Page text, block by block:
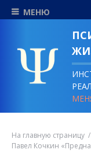
МЕНЮ
На главную страницу
Павел Кочкин